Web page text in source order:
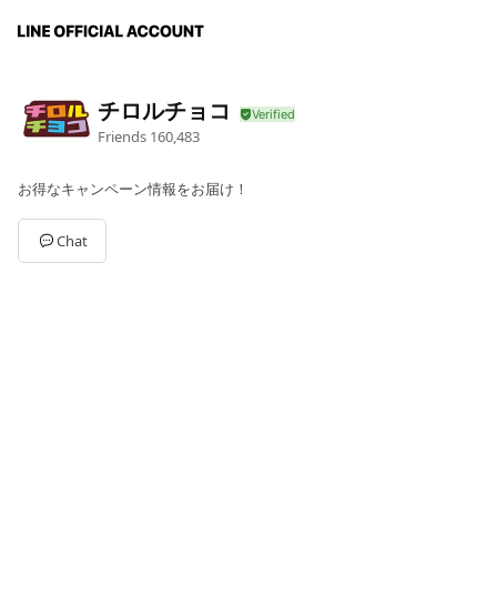
チロルチョコ
Friends 160,483
お得なキャンペーン情報をお届け！
Chat